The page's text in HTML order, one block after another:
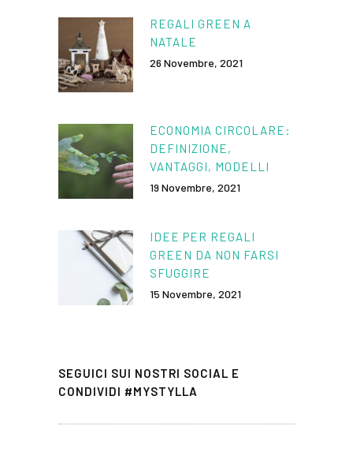
REGALI GREEN A
NATALE
26 Novembre, 2021
ECONOMIA CIRCOLARE:
DEFINIZIONE,
VANTAGGI, MODELLI
19 Novembre, 2021
IDEE PER REGALI
GREEN DA NON FARSI
SFUGGIRE
15 Novembre, 2021
SEGUICI SUI NOSTRI SOCIAL E
CONDIVIDI #MYSTYLLA